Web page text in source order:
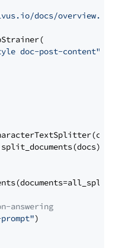
docs/overview.md"
doc-post-content"
answering
)